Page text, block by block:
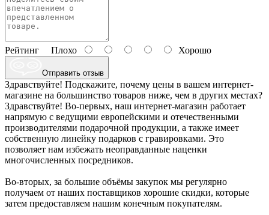
Рейтинг Плохо Хорошо
Отправить отзыв
Здравствуйте! Подскажите, почему цены в вашем интернет-
магазине на большинство товаров ниже, чем в других местах?
Здравствуйте! Во-первых, наш интернет-магазин работает
напрямую с ведущими европейскими и отечественными
производителями подарочной продукции, а также имеет
собственную линейку подарков с гравировками. Это
позволяет нам избежать неоправданные наценки
многочисленных посредников.
Во-вторых, за большие объёмы закупок мы регулярно
получаем от наших поставщиков хорошие скидки, которые
затем предоставляем нашим конечным покупателям.